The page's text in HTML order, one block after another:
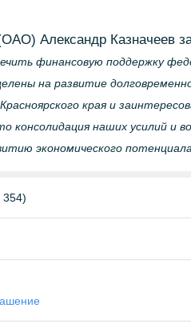
Александр Казначеев
финансовую поддержку
на развитие
края и
консолидация наших усилий и
экономического